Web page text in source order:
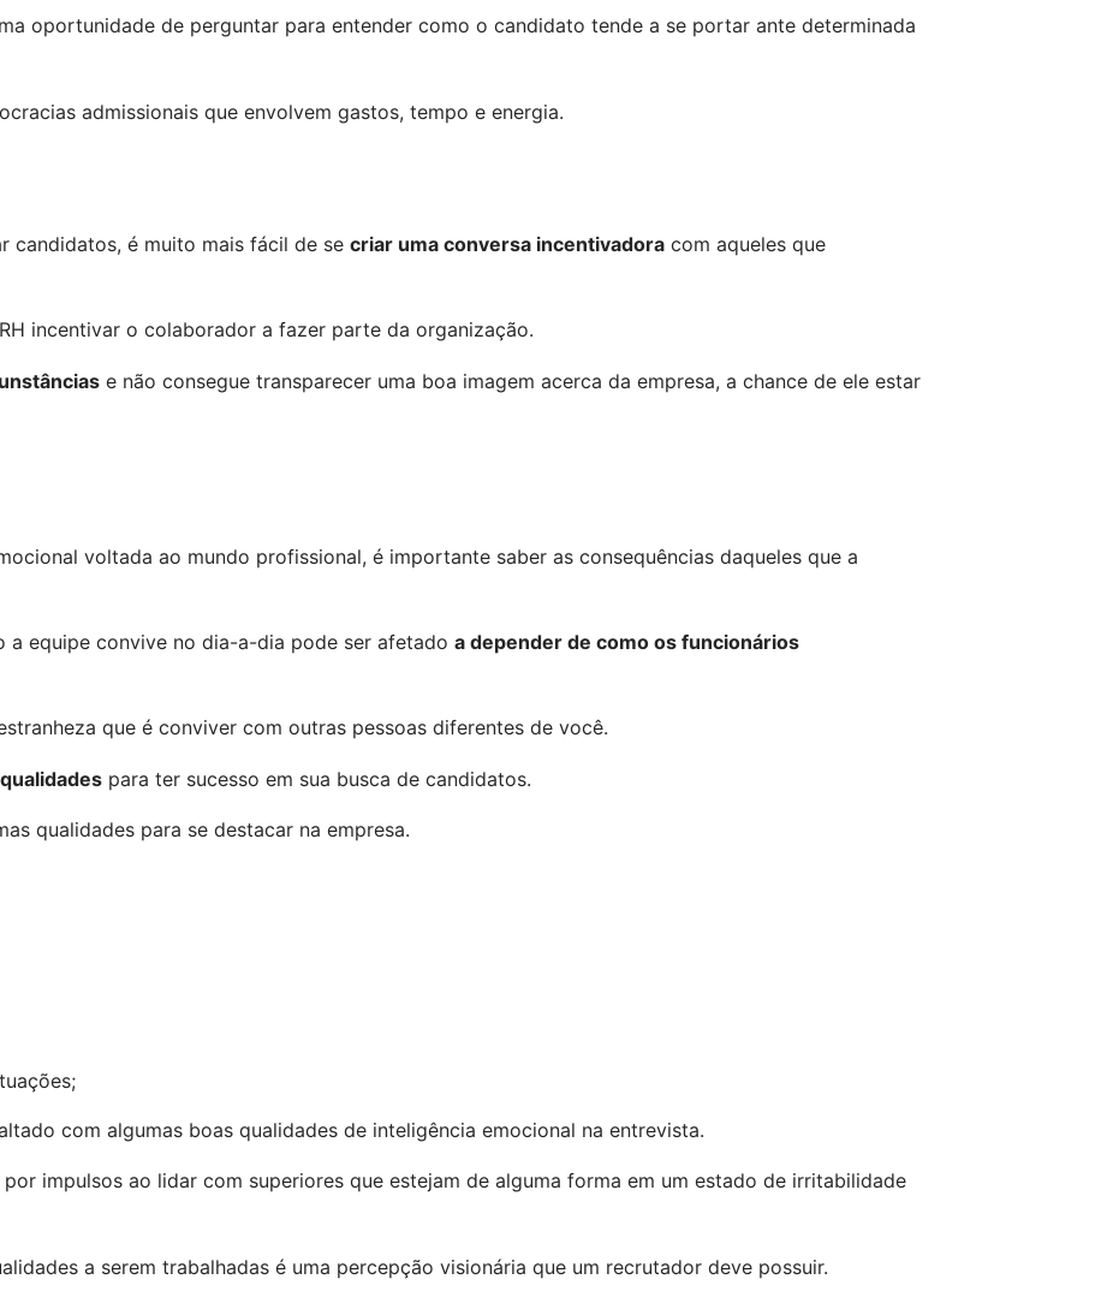
oportunidade de perguntar para entender como o candidato tende a se portar ante determinada
admissionais que envolvem gastos, tempo e energia.
candidatos, é muito mais fácil de se criar uma conversa incentivadora com aqueles que
incentivar o colaborador a fazer parte da organização.
e não consegue transparecer uma boa imagem acerca da empresa, a chance de ele estar
voltada ao mundo profissional, é importante saber as consequências daqueles que a
equipe convive no dia-a-dia pode ser afetado a depender de como os funcionários
que é conviver com outras pessoas diferentes de você.
para ter sucesso em sua busca de candidatos.
qualidades para se destacar na empresa.
com algumas boas qualidades de inteligência emocional na entrevista.
impulsos ao lidar com superiores que estejam de alguma forma em um estado de irritabilidade
a serem trabalhadas é uma percepção visionária que um recrutador deve possuir.